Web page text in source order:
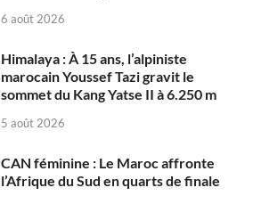
6 août 2026
Himalaya : À 15 ans, l’alpiniste
marocain Youssef Tazi gravit le
sommet du Kang Yatse II à 6.250 m
5 août 2026
CAN féminine : Le Maroc affronte
l’Afrique du Sud en quarts de finale